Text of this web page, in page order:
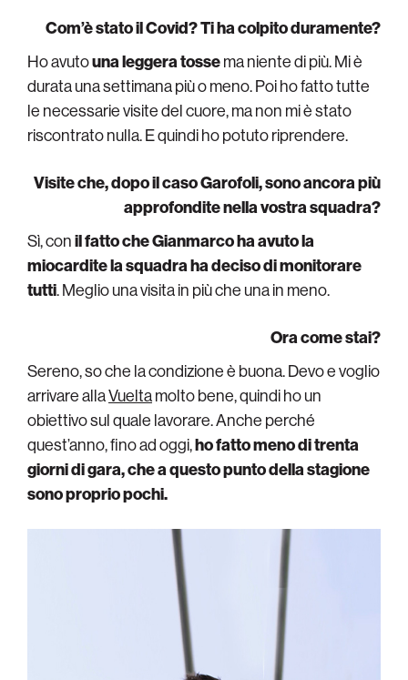
Com’è stato il Covid? Ti ha colpito duramente?
Ho avutouna leggera tossema niente di più. Mi è
durata una settimana più o meno. Poi ho fatto tutte
le necessarie visite del cuore, ma non mi è stato
riscontrato nulla. E quindi ho potuto riprendere.
Visite che, dopo il caso Garofoli, sono ancora più
approfondite nella vostra squadra?
Sì, conil fatto che Gianmarco ha avuto la
miocardite la squadra ha deciso di monitorare
tutti. Meglio una visita in più che una in meno.
Ora come stai?
Sereno, so che la condizione è buona. Devo e voglio
arrivare allaVueltamolto bene, quindi ho un
obiettivo sul quale lavorare. Anche perché
quest’anno, fino ad oggi,ho fatto meno di trenta
giorni di gara, che a questo punto della stagione
sono proprio pochi.